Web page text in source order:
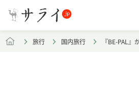
旅行 国内旅行 『BE-PAL